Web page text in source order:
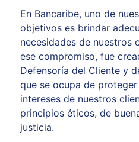
En Bancaribe, uno de
objetivos es brindar
necesidades de nuestros
ese compromiso, fue
Defensoría del Cliente y
que se ocupa de
intereses de nuestros
principios éticos, de
justicia.